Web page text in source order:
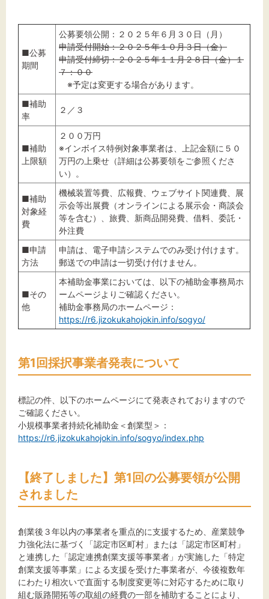
■公募
期間
公募要領公開：２０２５年６月３０日（月）
申請受付開始：２０２５年１０月３日（金）
申請受付締切：２０２５年１１月２８日（金）１
７：００
※予定は変更する場合があります。
■補助
率
２／３
■補助
上限額
２００万円
※インボイス特例対象事業者は、上記金額に５０
万円の上乗せ（詳細は公募要領をご参照くださ
い）。
■補助
対象経
費
機械装置等費、広報費、ウェブサイト関連費、展
示会等出展費（オンラインによる展示会・商談会
等を含む）、旅費、新商品開発費、借料、委託・
外注費
■申請
方法
申請は、電子申請システムでのみ受け付けます。
郵送での申請は一切受け付けません。
■その
他
本補助金事業においては、以下の補助金事務局ホ
ームページよりご確認ください。
補助金事務局のホームページ：
https://r6.jizokukahojokin.info/sogyo/
第1回採択事業者発表について
標記の件、以下のホームページにて発表されておりますので
ご確認ください。
小規模事業者持続化補助金＜創業型＞：
https://r6.jizokukahojokin.info/sogyo/index.php
【終了しました】第1回の公募要領が公開
されました
創業後３年以内の事業者を重点的に支援するため、産業競争
力強化法に基づく「認定市区町村」または「認定市区町村」
と連携した「認定連携創業支援等事業者」が実施した「特定
創業支援等事業」による支援を受けた事業者が、今後複数年
にわたり相次いで直面する制度変更等に対応するために取り
組む販路開拓等の取組の経費の一部を補助することにより、